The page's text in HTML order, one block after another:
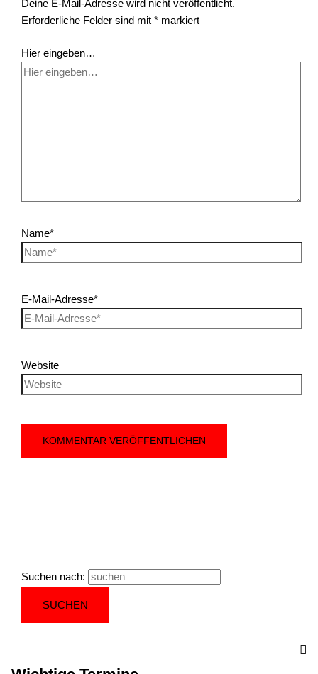
Deine E-Mail-Adresse wird nicht veröffentlicht.
Erforderliche Felder sind mit* markiert
Hier eingeben…
Name*
E-Mail-Adresse*
Website
Suchen nach: